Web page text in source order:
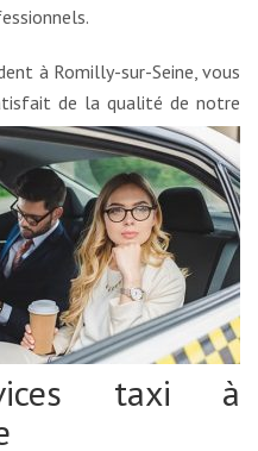
à Romilly-sur-Seine, vous
de la qualité de notre
taxi à